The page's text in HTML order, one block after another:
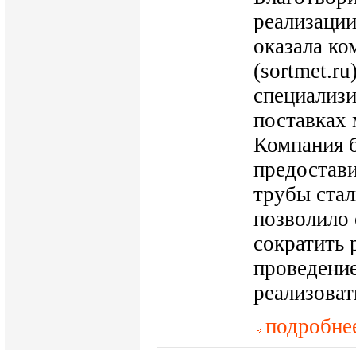
оказала
поставках
Компания
трубы
сократить